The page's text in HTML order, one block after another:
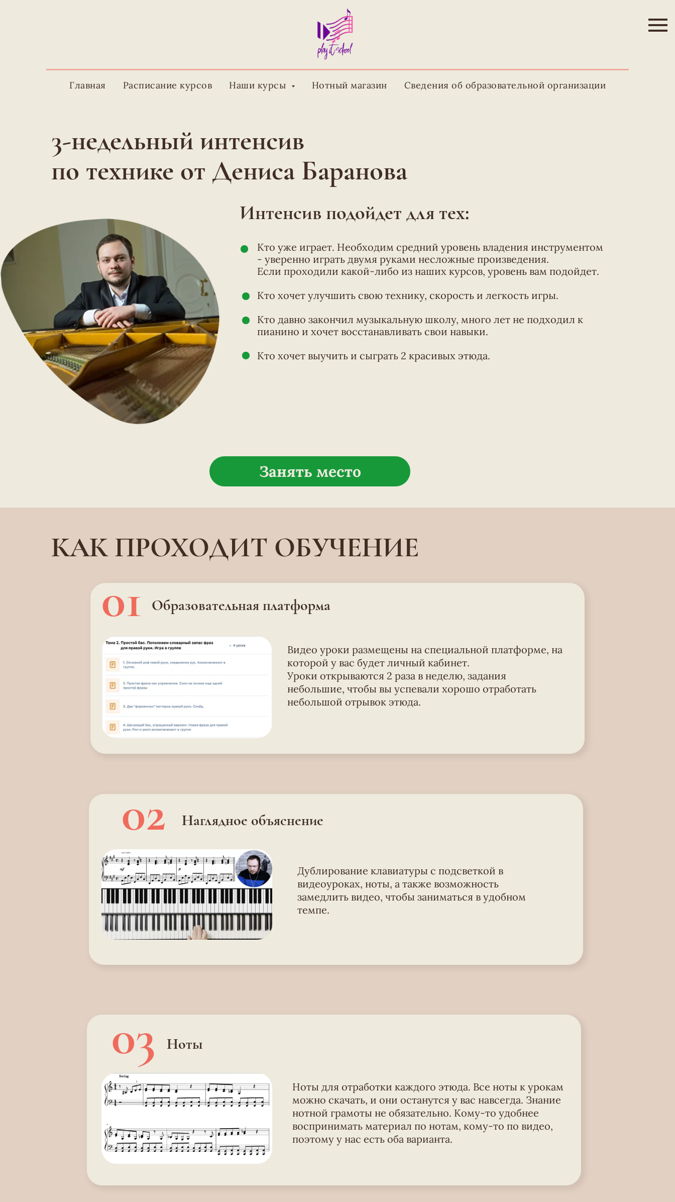
Главная Расписание курсов Наши курсы Нотный магазин Сведения об образовательной организации
3-недельный интенсив
по технике от Дениса Баранова
Интенсив подойдет для тех:
Кто уже играет. Необходим средний уровень владения инструментом
- уверенно играть двумя руками несложные произведения.
Если проходили какой-либо из наших курсов, уровень вам подойдет.
Кто хочет улучшить свою технику, скорость и легкость игры.
Кто давно закончил музыкальную школу, много лет не подходил к
пианино и хочет восстанавливать свои навыки.
Кто хочет выучить и сыграть 2 красивых этюда.
Занять место
КАК ПРОХОДИТ ОБУЧЕНИЕ
Образовательная платформа
01
Видео уроки размещены на специальной платформе, на
которой у вас будет личный кабинет.
Уроки открываются 2 раза в неделю, задания
небольшие, чтобы вы успевали хорошо отработать
небольшой отрывок этюда.
Дублирование клавиатуры с подсветкой в
видеоуроках, ноты, а также возможность
замедлить видео, чтобы заниматься в удобном
темпе.
Наглядное объяснение
02
Ноты для отработки каждого этюда. Все ноты к урокам
можно скачать, и они останутся у вас навсегда. Знание
нотной грамоты не обязательно. Кому-то удобнее
воспринимать материал по нотам, кому-то по видео,
поэтому у нас есть оба варианта.
03 Ноты